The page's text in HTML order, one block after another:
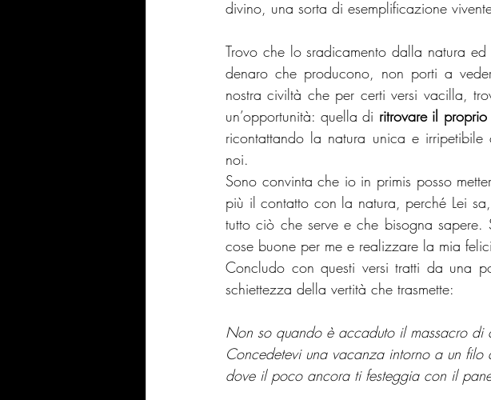
divino, una sorta di esemplificazione
Trovo che lo sradicamento dalla natura
denaro che producono, non porti a
nostra civiltà che per certi versi vacilla,
un’opportunità: quella di ritrovare il proprio
ricontattando la natura unica e
noi.
Sono convinta che io in primis posso
più il contatto con la natura, perché Lei
tutto ciò che serve e che bisogna
cose buone per me e realizzare la mia
Concludo con questi versi tratti da una
schiettezza della vertità che trasmette:
Non so quando è accaduto il massacro
Concedetevi una vacanza intorno a un
dove il poco ancora ti festeggia con il